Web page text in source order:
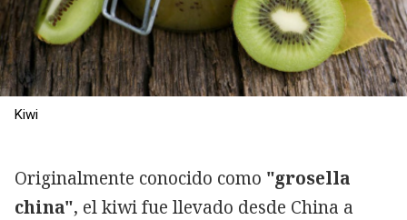
Kiwi
Originalmente conocido como "grosella
china", el kiwi fue llevado desde China a